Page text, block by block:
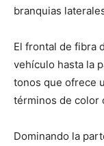
branquias
El frontal de fibra
vehículo hasta la
tonos que ofrece
términos de color
Dominando la